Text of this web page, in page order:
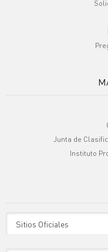
Junta de
Instituto